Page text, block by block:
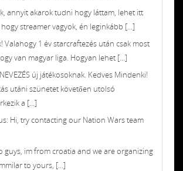
annyit akarok tudni hogy láttam, lehet itt
streamer vagyok, én leginkább [...]
Valahogy 1 év starcraftezés után csak most
van magyar liga. Hogyan lehet [...]
új játékosoknak. Kedves Mindenki!
utáni szünetet követően utolsó
a [...]
Hi, try contacting our Nation Wars team
guys, im from croatia and we are organizing
to yours, [...]